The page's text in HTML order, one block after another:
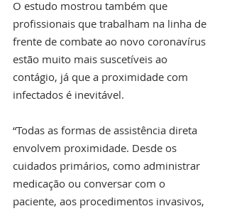
O estudo mostrou também que
profissionais que trabalham na linha de
frente de combate ao novo coronavírus
estão muito mais suscetíveis ao
contágio, já que a proximidade com
infectados é inevitável.
“Todas as formas de assistência direta
envolvem proximidade. Desde os
cuidados primários, como administrar
medicação ou conversar com o
paciente, aos procedimentos invasivos,